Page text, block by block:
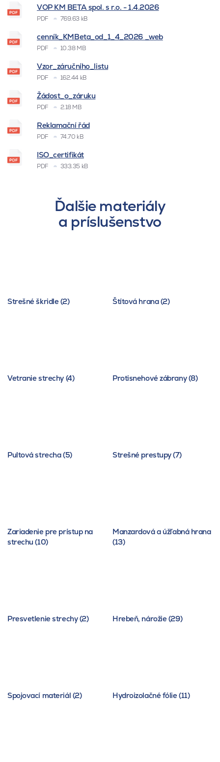
VOP KM BETA spol. s r.o. - 1.4.2026
PDF 769.63 kB
cenník_KMBeta_od_1_4_2026 _web
PDF 10.38 MB
Vzor_záručního_listu
PDF 162.44 kB
Žádost_o_záruku
PDF 2.18 MB
Reklamační řád
PDF 74.70 kB
ISO_certifikát
PDF 333.35 kB
Ďalšie materiály
a príslušenstvo
Strešné škridle (2) Štítová hrana (2)
Vetranie strechy (4) Protisnehové zábrany (8)
Pultová strecha (5) Strešné prestupy (7)
Zariadenie pre prístup na
strechu (10)
Manzardová a úžľabná hrana
(13)
Presvetlenie strechy (2) Hrebeň, nárožie (29)
Spojovací materiál (2) Hydroizolačné fólie (11)